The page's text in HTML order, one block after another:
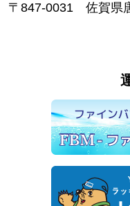
〒847-0031 佐賀県